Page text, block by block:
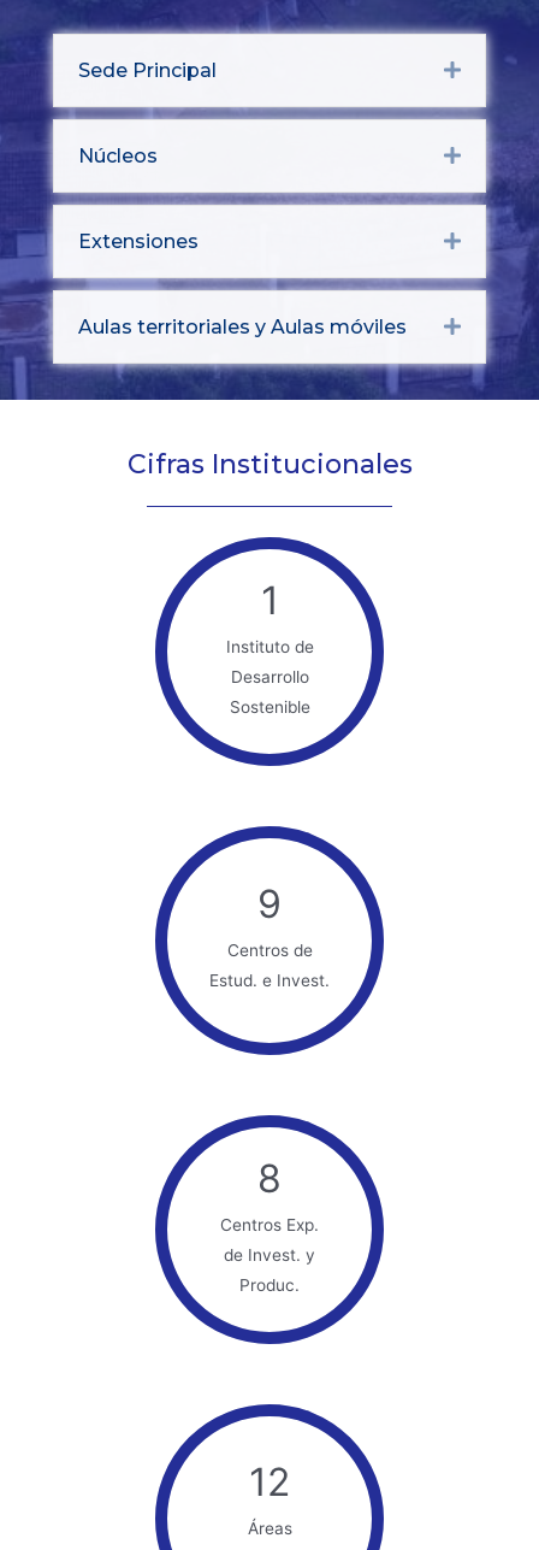
Sede Principal Expand
Núcleos Expand
Extensiones Expand
Aulas territoriales y Aulas móviles Expand
Cifras Institucionales
1
Instituto de
Desarrollo
Sostenible
9
Centros de
Estud. e Invest.
8
Centros Exp.
de Invest. y
Produc.
12
Áreas